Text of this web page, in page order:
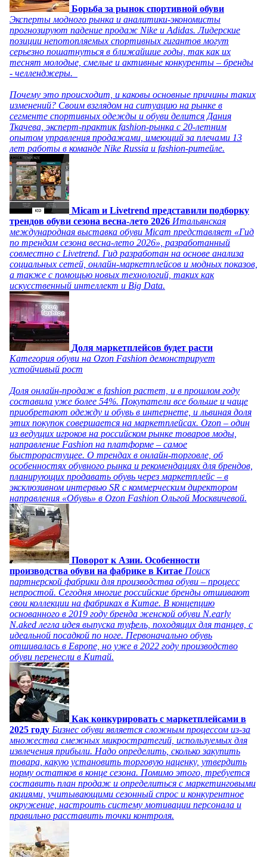
Борьба за рынок спортивной обуви
Эксперты модного рынка и аналитики-экономисты
прогнозируют падение продаж Nike и Adidas. Лидерские
позиции непотопляемых спортивных гигантов могут
серьезно пошатнуться в ближайшие годы, так как их
теснят молодые, смелые и активные конкуренты – бренды
- челленджеры.
Почему это происходит, и каковы основные причины таких
изменений? Своим взглядом на ситуацию на рынке в
сегменте спортивных одежды и обуви делится Дания
Ткачева, эксперт-практик fashion-рынка с 20-летним
опытом управления продажами, имеющий за плечами 13
лет работы в команде Nike Russia и fashion-ритейле.
Micam и Livetrend представили подборку
трендов обуви сезона весна-лето 2026 Итальянская
международная выставка обуви Micam представляет «Гид
по трендам сезона весна-лето 2026», разработанный
совместно с Livetrend. Гид разработан на основе анализа
социальных сетей, онлайн-маркетплейсов и модных показов,
а также с помощью новых технологий, таких как
искусственный интеллект и Big Data.
Доля маркетплейсов будет расти
Категория обуви на Ozon Fashion демонстрирует
устойчивый рост
Доля онлайн-продаж в fashion растет, и в прошлом году
составила уже более 54%. Покупатели все больше и чаще
приобретают одежду и обувь в интернете, и львиная доля
этих покупок совершается на маркетплейсах. Ozon – один
из ведущих игроков на российском рынке товаров моды,
направление Fashion на платформе – самое
быстрорастущее. О трендах в онлайн-торговле, об
особенностях обувного рынка и рекомендациях для брендов,
планирующих продавать обувь через маркетплейс – в
эксклюзивном интервью SR с коммерческим директором
направления «Обувь» в Ozon Fashion Ольгой Москвичевой.
Поворот к Азии. Особенности
производства обуви на фабрике в Китае Поиск
партнерской фабрики для производства обуви – процесс
непростой. Сегодня многие российские бренды отшивают
свои коллекции на фабриках в Китае. В концепцию
основанного в 2019 году бренда женской обуви N.early
N.aked легла идея выпуска туфель, походящих для танцев, с
идеальной посадкой по ноге. Первоначально обувь
отшивалась в Европе, но уже в 2022 году производство
обуви перенесли в Китай.
Как конкурировать с маркетплейсами в
2025 году Бизнес обуви является сложным процессом из-за
множества смежных микростратегий, используемых для
извлечения прибыли. Надо определить, сколько закупить
товара, какую установить торговую наценку, утвердить
норму остатков в конце сезона. Помимо этого, требуется
составить план продаж и определиться с маркетинговыми
акциями, учитывающими сезонный спрос и конкурентное
окружение, настроить систему мотивации персонала и
правильно расставить точки контроля.